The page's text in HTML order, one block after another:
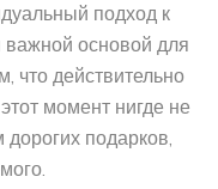
подход к
важной основой для
что действительно
момент нигде не
подарков,